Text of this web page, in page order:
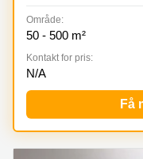
Område:
50 - 500 m²
Kontakt for pris:
N/A
Få